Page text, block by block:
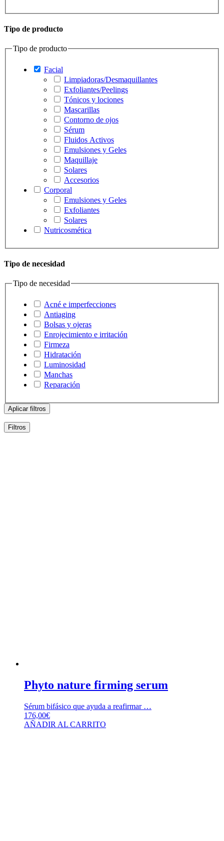
Tipo de producto
Tipo de producto
Facial
Limpiadoras/Desmaquillantes
Exfoliantes/Peelings
Tónicos y lociones
Mascarillas
Contorno de ojos
Sérum
Fluidos Activos
Emulsiones y Geles
Maquillaje
Solares
Accesorios
Corporal
Emulsiones y Geles
Exfoliantes
Solares
Nutricosmética
Tipo de necesidad
Tipo de necesidad
Acné e imperfecciones
Antiaging
Bolsas y ojeras
Enrojecimiento e irritación
Firmeza
Hidratación
Luminosidad
Manchas
Reparación
Aplicar filtros
Filtros
Phyto nature firming serum
Sérum bifásico que ayuda a reafirmar …
176,00€
AÑADIR AL CARRITO